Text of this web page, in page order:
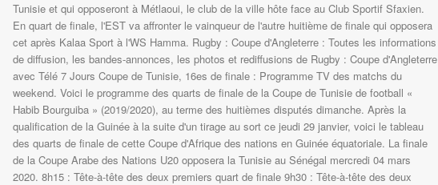
Tunisie et qui opposeront à Métlaoui, le club de la ville hôte face au Club Sportif Sfaxien.
En quart de finale, l'EST va affronter le vainqueur de l'autre huitième de finale qui opposera
cet après Kalaa Sport à l'WS Hamma. Rugby : Coupe d'Angleterre : Toutes les informations
de diffusion, les bandes-annonces, les photos et rediffusions de Rugby : Coupe d'Angleterre
avec Télé 7 Jours Coupe de Tunisie, 16es de finale : Programme TV des matchs du
weekend. Voici le programme des quarts de finale de la Coupe de Tunisie de football «
Habib Bourguiba » (2019/2020), au terme des huitièmes disputés dimanche. Après la
qualification de la Guinée à la suite d'un tirage au sort ce jeudi 29 janvier, voici le tableau
des quarts de finale de cette Coupe d'Afrique des nations en Guinée équatoriale. La finale
de la Coupe Arabe des Nations U20 opposera la Tunisie au Sénégal mercredi 04 mars
2020. 8h15 : Tête-à-tête des deux premiers quart de finale 9h30 : Tête-à-tête des deux